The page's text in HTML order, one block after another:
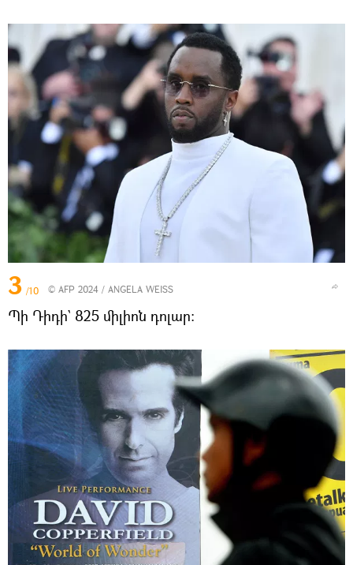
3 /10 © AFP 2024 / ANGELA WEISS
Պի Դիդի` 825 միլիոն դոլար։